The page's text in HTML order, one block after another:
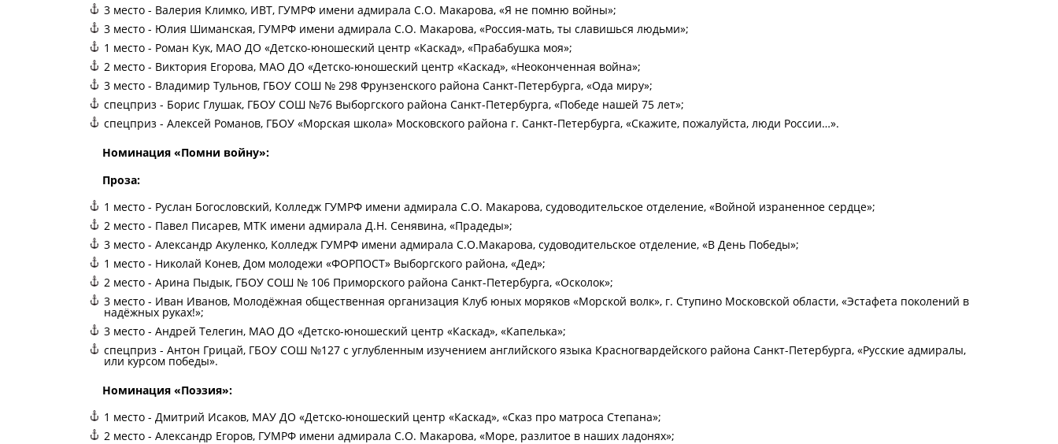
3 место - Валерия Климко, ИВТ, ГУМРФ имени адмирала С.О. Макарова, «Я не помню войны»;
3 место - Юлия Шиманская, ГУМРФ имени адмирала С.О. Макарова, «Россия-мать, ты славишься людьми»;
1 место - Роман Кук, МАО ДО «Детско-юношеский центр «Каскад», «Прабабушка моя»;
2 место - Виктория Егорова, МАО ДО «Детско-юношеский центр «Каскад», «Неоконченная война»;
3 место - Владимир Тульнов, ГБОУ СОШ № 298 Фрунзенского района Санкт-Петербурга, «Ода миру»;
спецприз - Борис Глушак, ГБОУ СОШ №76 Выборгского района Санкт-Петербурга, «Победе нашей 75 лет»;
спецприз - Алексей Романов, ГБОУ «Морская школа» Московского района г. Санкт-Петербурга, «Скажите, пожалуйста, люди России…».
Номинация «Помни войну»:
Проза:
1 место - Руслан Богословский, Колледж ГУМРФ имени адмирала С.О. Макарова, судоводительское отделение, «Войной израненное сердце»;
2 место - Павел Писарев, МТК имени адмирала Д.Н. Сенявина, «Прадеды»;
3 место - Александр Акуленко, Колледж ГУМРФ имени адмирала С.О.Макарова, судоводительское отделение, «В День Победы»;
1 место - Николай Конев, Дом молодежи «ФОРПОСТ» Выборгского района, «Дед»;
2 место - Арина Пыдык, ГБОУ СОШ № 106 Приморского района Санкт-Петербурга, «Осколок»;
3 место - Иван Иванов, Молодёжная общественная организация Клуб юных моряков «Морской волк», г. Ступино Московской области, «Эстафета поколений в
надёжных руках!»;
3 место - Андрей Телегин, МАО ДО «Детско-юношеский центр «Каскад», «Капелька»;
спецприз - Антон Грицай, ГБОУ СОШ №127 с углубленным изучением английского языка Красногвардейского района Санкт-Петербурга, «Русские адмиралы,
или курсом победы».
Номинация «Поэзия»:
1 место - Дмитрий Исаков, МАУ ДО «Детско-юношеский центр «Каскад», «Сказ про матроса Степана»;
2 место - Александр Егоров, ГУМРФ имени адмирала С.О. Макарова, «Море, разлитое в наших ладонях»;